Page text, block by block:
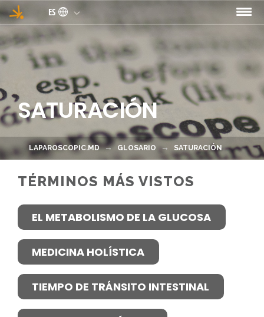
Pasar al contenido principal
ES
SATURACIÓN
LAPAROSCOPIC.MD GLOSARIO SATURACIÓN
TÉRMINOS MÁS VISTOS
EL METABOLISMO DE LA GLUCOSA
MEDICINA HOLÍSTICA
TIEMPO DE TRÁNSITO INTESTINAL